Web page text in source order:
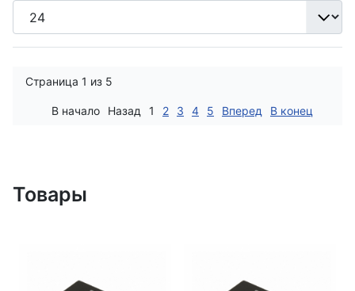
Страница 1 из 5
В начало Назад 1 2 3 4 5 Вперед В конец
Товары